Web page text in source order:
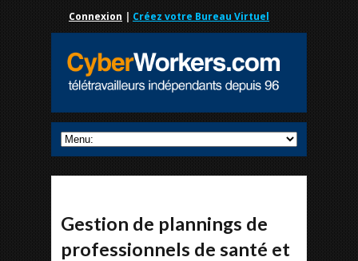
Connexion | Créez votre Bureau Virtuel
Gestion de plannings de
professionnels de santé et